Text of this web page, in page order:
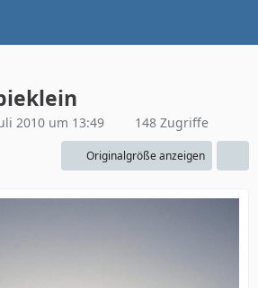
2010 um 13:49 148 Zugriffe
Originalgröße anzeigen